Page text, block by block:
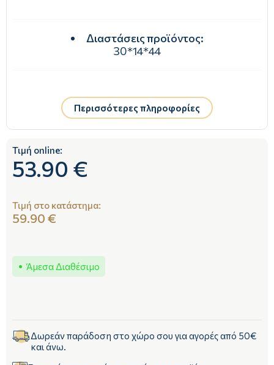
Διαστάσεις προϊόντος:
30*14*44
Περισσότερες πληροφορίες
Τιμή online:
53.90 €
Τιμή στο κατάστημα:
59.90 €
Άμεσα Διαθέσιμο
Δωρεάν παράδοση στο χώρο σου για αγορές από 50€
και άνω.